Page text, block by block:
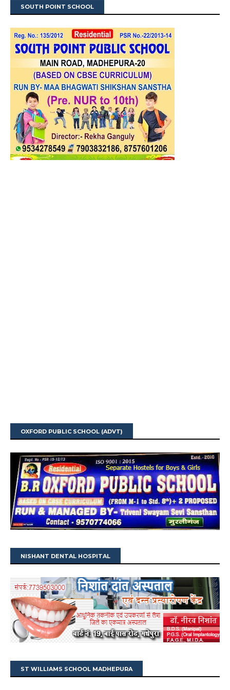
SOUTH POINT SCHOOL
OXFORD PUBLIC SCHOOL (ADVT)
NISHANT DENTAL HOSPITAL
ST WILLIAMS SCHOOL MADHEPURA